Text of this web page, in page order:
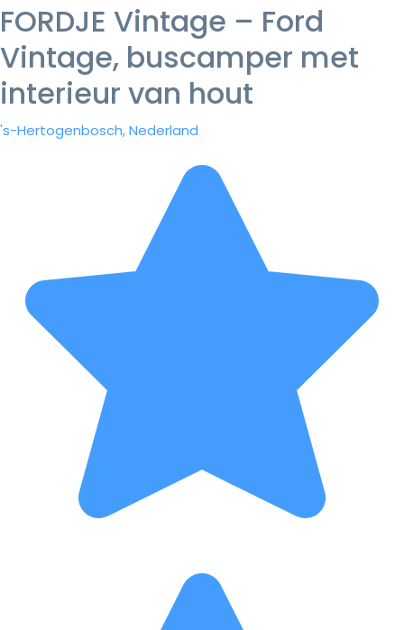
FORDJE Vintage – Ford
Vintage, buscamper met
interieur van hout
's-Hertogenbosch, Nederland